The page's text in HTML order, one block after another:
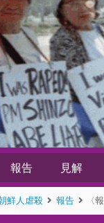
報告 見解
鮮人虐殺 報告 〈報告